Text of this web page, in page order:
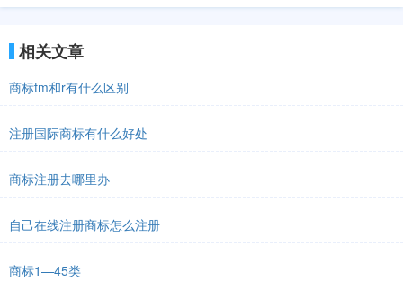
相关文章
商标tm和r有什么区别
注册国际商标有什么好处
商标注册去哪里办
自己在线注册商标怎么注册
商标1—45类